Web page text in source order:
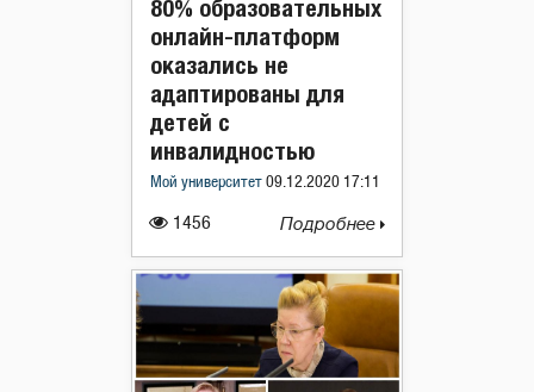
1456
80% образовательных
онлайн-платформ
оказались не
адаптированы для
детей с
инвалидностью
Мой университет 09.12.2020 17:11
Подробнее